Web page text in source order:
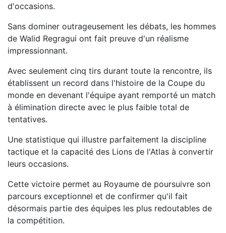
d'occasions.
Sans dominer outrageusement les débats, les hommes
de Walid Regragui ont fait preuve d'un réalisme
impressionnant.
Avec seulement cinq tirs durant toute la rencontre, ils
établissent un record dans l'histoire de la Coupe du
monde en devenant l'équipe ayant remporté un match
à élimination directe avec le plus faible total de
tentatives.
Une statistique qui illustre parfaitement la discipline
tactique et la capacité des Lions de l'Atlas à convertir
leurs occasions.
Cette victoire permet au Royaume de poursuivre son
parcours exceptionnel et de confirmer qu'il fait
désormais partie des équipes les plus redoutables de
la compétition.